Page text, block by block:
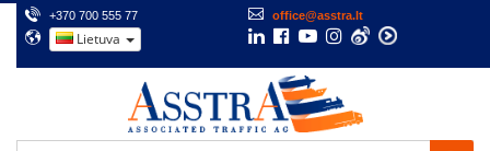
+370 700 555 77 office@asstra.lt
Lietuva